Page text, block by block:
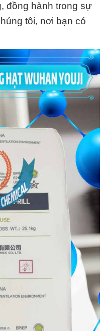
đồng hành trong sự
tôi, nơi bạn có